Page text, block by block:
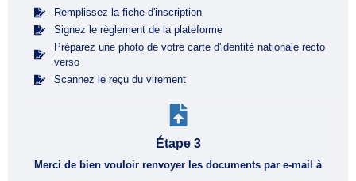
Remplissez la fiche d'inscription
Signez le règlement de la plateforme
Préparez une photo de votre carte d'identité nationale recto
verso
Scannez le reçu du virement
Étape 3
Merci de bien vouloir renvoyer les documents par e-mail à